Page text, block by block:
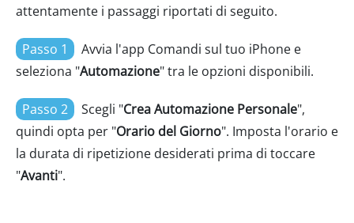
attentamente i passaggi riportati di seguito.
Passo 1
Avvia l'app Comandi sul tuo iPhone e
seleziona "Automazione" tra le opzioni disponibili.
Passo 2 Scegli "Crea Automazione Personale",
quindi opta per "Orario del Giorno". Imposta l'orario e
la durata di ripetizione desiderati prima di toccare
"Avanti".